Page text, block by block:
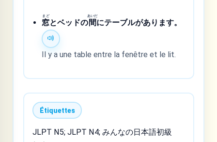
窓
まど
とベッドの間
あいだ
にテーブルがあります。
Il y a une table entre la fenêtre et le lit.
Étiquettes
JLPT N5; JLPT N4; みんなの日本語初級